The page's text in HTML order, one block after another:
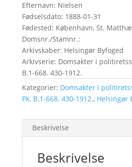
Efternavn: Nielsen
Fødselsdato: 1888-01-31
Fødested: København, St.
Domsnr./Stamnr.:
Arkivskaber: Helsingør Byfoged
Arkivserie: Domsakter i
B.1-668. 430-1912.
Kategorier: Domsakter i
Pk. B.1-668. 430-1912., Helsingør
Beskrivelse
Beskrivelse